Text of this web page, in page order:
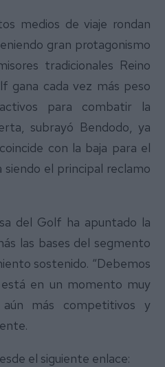
medios de viaje rondan
gran protagonismo
tradicionales Reino
gana cada vez más peso
para combatir la
subrayó Bendodo, ya
con la baja para el
siendo el principal reclamo
del Golf ha apuntado la
las bases del segmento
sostenido. “Debemos
en un momento muy
más competitivos y
el siguiente enlace: